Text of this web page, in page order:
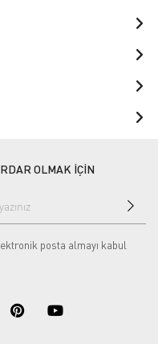
OLMAK İÇİN
posta almayı kabul